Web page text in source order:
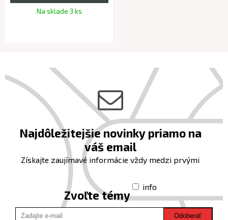
Na sklade 3 ks
Najdôležitejšie novinky priamo na
váš email
Získajte zaujímavé informácie vždy medzi prvými
Zvoľte témy
info
Odoberať